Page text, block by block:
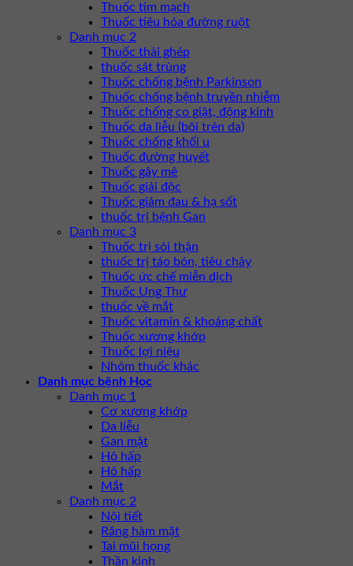
Thuốc tim mạch
Thuốc tiêu hóa đường ruột
Danh mục 2
Thuốc thải ghép
thuốc sát trùng
Thuốc chống bệnh Parkinson
Thuốc chống bệnh truyền nhiễm
Thuốc chống co giật, động kinh
Thuốc da liễu (bôi trên da)
Thuốc chống khối u
Thuốc đường huyết
Thuốc gây mê
Thuốc giải độc
Thuốc giảm đau & hạ sốt
thuốc trị bệnh Gan
Danh mục 3
Thuốc trị sỏi thận
thuốc trị táo bón, tiêu chảy
Thuốc ức chế miễn dịch
Thuốc Ung Thư
thuốc về mắt
Thuốc vitamin & khoáng chất
Thuốc xương khớp
Thuốc lợi niệu
Nhóm thuốc khác
Danh mục bệnh Học
Danh mục 1
Cơ xương khớp
Da liễu
Gan mật
Hô hấp
Hô hấp
Mắt
Danh mục 2
Nội tiết
Răng hàm mặt
Tai mũi họng
Thần kinh